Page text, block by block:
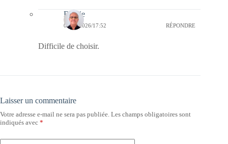
Bernie
02/04/2026/17:52 RÉPONDRE
Difficile de choisir.
Laisser un commentaire
Votre adresse e-mail ne sera pas publiée. Les champs obligatoires sont
indiqués avec *